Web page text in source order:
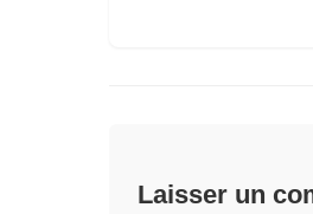
Laisser un